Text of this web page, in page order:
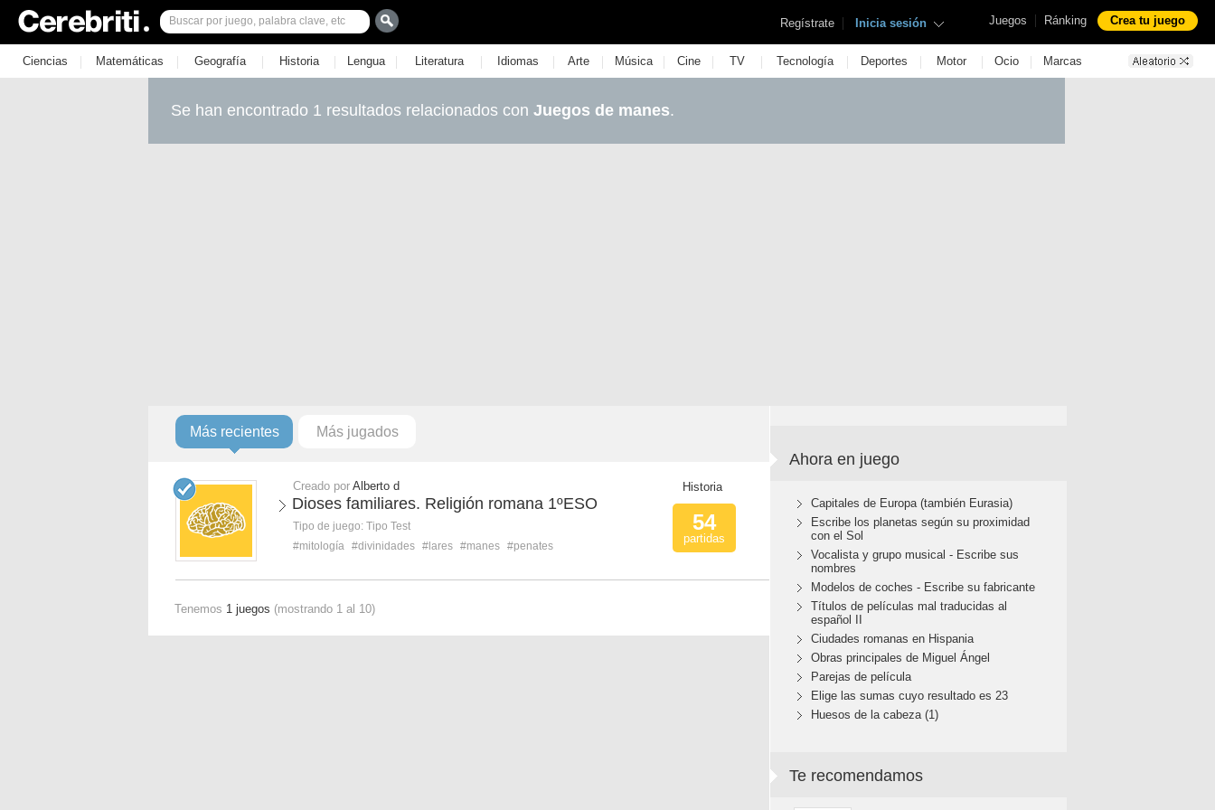
Juegos | Ránking Crea tu juego
Regístrate | Inicia sesión
Ciencias | Matemáticas | Geografía | Historia | Lengua | Literatura | Idiomas | Arte | Música | Cine | TV | Tecnología | Deportes | Motor | Ocio | Marcas
Se han encontrado 1 resultados relacionados con Juegos de manes.
Más recientes Más jugados
Creado por Alberto d
Dioses familiares. Religión romana 1ºESO
Tipo de juego: Tipo Test
#mitología #divinidades #lares #manes #penates
Historia
54
partidas
Tenemos 1 juegos (mostrando 1 al 10)
Ahora en juego
Capitales de Europa (también Eurasia)
Escribe los planetas según su proximidad
con el Sol
Vocalista y grupo musical - Escribe sus
nombres
Modelos de coches - Escribe su fabricante
Títulos de películas mal traducidas al
español II
Ciudades romanas en Hispania
Obras principales de Miguel Ángel
Parejas de película
Elige las sumas cuyo resultado es 23
Huesos de la cabeza (1)
Te recomendamos